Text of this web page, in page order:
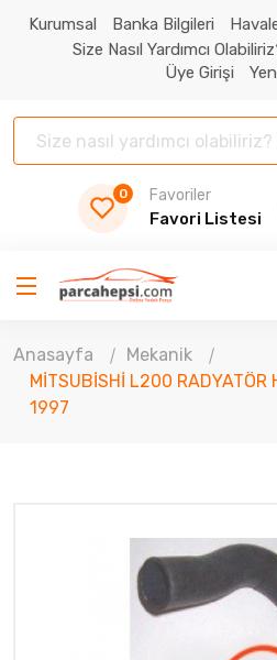
Kurumsal Banka Bilgileri
Size Nasıl Yardımcı
Üye Girişi
0 Favoriler
Favori Listesi
Anasayfa
Mekanik
MİTSUBİSHİ L200 RADYATÖR
1997